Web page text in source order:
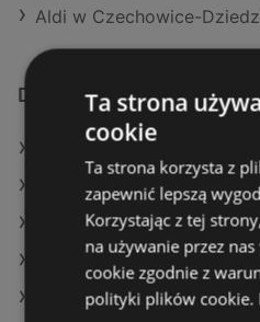
Aldi w Czechowice-
Dodatkowe łącza
Oferty Lidl
Oferty Żabka
Aktualne gazetki Auchan
Aktualne gazetki Dealz
Ta strona
cookie
Ta strona korzysta z
zapewnić lepszą
Korzystając z tej
na używanie przez
cookie zgodnie z
polityki plików cookie.